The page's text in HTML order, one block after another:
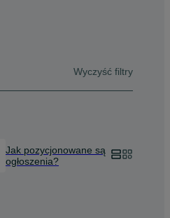
Wyczyść filtry
Jak pozycjonowane są
ogłoszenia?